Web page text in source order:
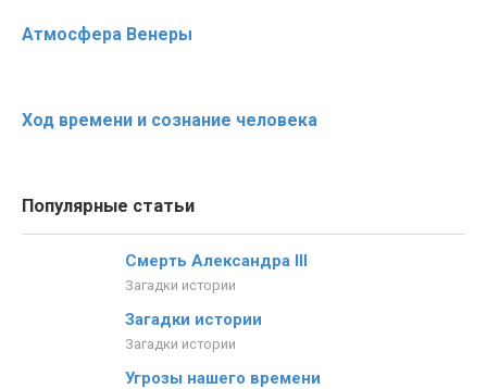
Атмосфера Венеры
Ход времени и сознание человека
Популярные статьи
Смерть Александра III
Загадки истории
Загадки истории
Загадки истории
Угрозы нашего времени